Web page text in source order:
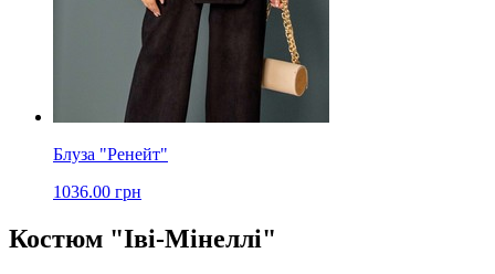
Блуза "Ренейт"
1036.00 грн
Костюм "Іві-Мінеллі"